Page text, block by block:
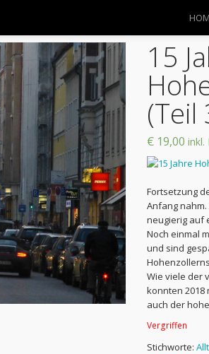
15
(Teil
€ 19,00 inkl.
Fortsetzung
Anfang nahm.
neugierig auf
Noch einmal
und sind
Wie viele der
konnten
auch der
Vergriffen
Stichworte: